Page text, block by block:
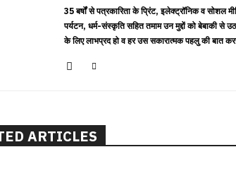
35 बर्षों से पत्रकारिता के प्रिंट, इलेक्ट्रॉनिक व सोशल
पर्यटन, धर्म-संस्कृति सहित तमाम उन मुद्दों को बेबाकी
के लिए लाभप्रद हो व हर उस सकारात्मक पहलु की बात
ARTICLES